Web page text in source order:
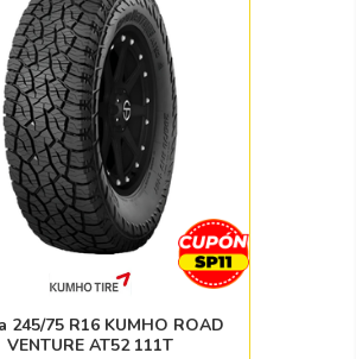
245/75 R16 KUMHO ROAD
VENTURE AT52 111T